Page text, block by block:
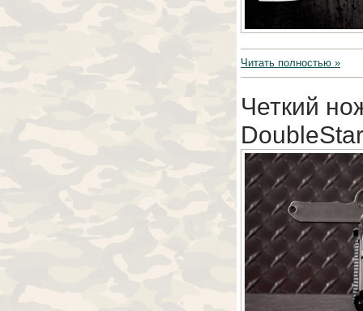
Читать полностью »
Четкий
DoubleStar